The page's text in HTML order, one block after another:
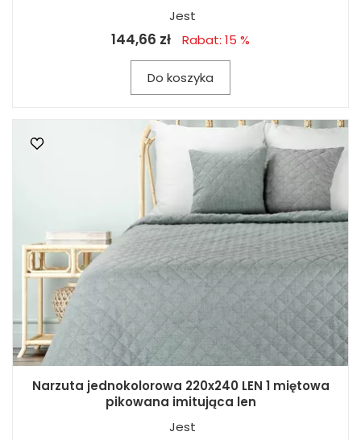
Jest
144,66 zł Rabat: 15 %
Do koszyka
Narzuta jednokolorowa 220x240 LEN 1 miętowa
pikowana imitująca len
Jest